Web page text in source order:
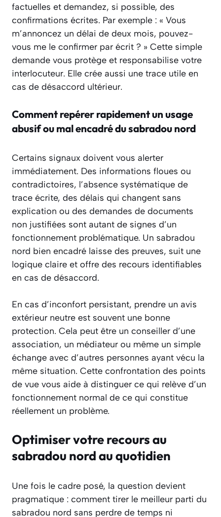
factuelles et demandez, si possible, des
confirmations écrites. Par exemple : « Vous
m’annoncez un délai de deux mois, pouvez-
vous me le confirmer par écrit ? » Cette simple
demande vous protège et responsabilise votre
interlocuteur. Elle crée aussi une trace utile en
cas de désaccord ultérieur.
Comment repérer rapidement un usage
abusif ou mal encadré du sabradou nord
Certains signaux doivent vous alerter
immédiatement. Des informations floues ou
contradictoires, l’absence systématique de
trace écrite, des délais qui changent sans
explication ou des demandes de documents
non justifiées sont autant de signes d’un
fonctionnement problématique. Un sabradou
nord bien encadré laisse des preuves, suit une
logique claire et offre des recours identifiables
en cas de désaccord.
En cas d’inconfort persistant, prendre un avis
extérieur neutre est souvent une bonne
protection. Cela peut être un conseiller d’une
association, un médiateur ou même un simple
échange avec d’autres personnes ayant vécu la
même situation. Cette confrontation des points
de vue vous aide à distinguer ce qui relève d’un
fonctionnement normal de ce qui constitue
réellement un problème.
Optimiser votre recours au
sabradou nord au quotidien
Une fois le cadre posé, la question devient
pragmatique : comment tirer le meilleur parti du
sabradou nord sans perdre de temps ni